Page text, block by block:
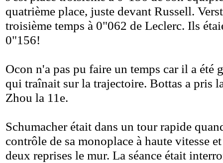
quatrième place, juste devant Russell.
troisième temps à 0"062 de Leclerc. Ils
0"156!
Ocon n'a pas pu faire un temps car il a été
qui traînait sur la trajectoire. Bottas a pris
Zhou la 11e.
Schumacher était dans un tour rapide
contrôle de sa monoplace à haute vitesse
deux reprises le mur. La séance était